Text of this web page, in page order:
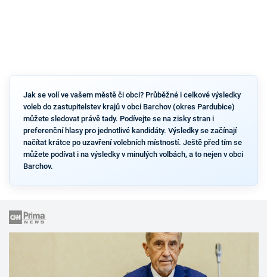
Jak se volí ve vašem městě či obci? Průběžné i celkové výsledky
voleb do zastupitelstev krajů v obci Barchov (okres Pardubice)
můžete sledovat právě tady. Podívejte se na zisky stran i
preferenční hlasy pro jednotlivé kandidáty. Výsledky se začínají
načítat krátce po uzavření volebních místností. Ještě před tím se
můžete podívat i na výsledky v minulých volbách, a to nejen v obci
Barchov.